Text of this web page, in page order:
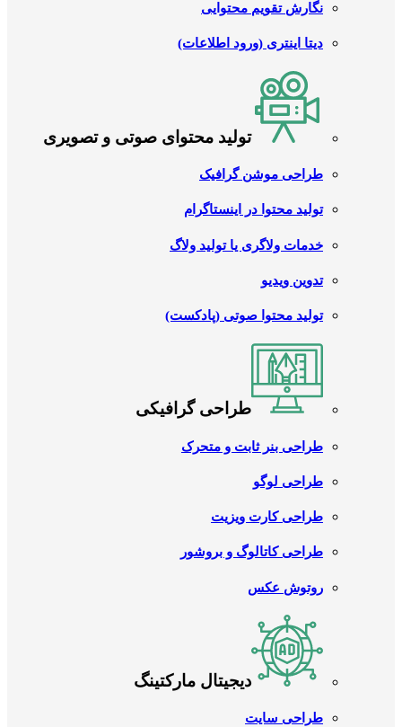
نگارش تقویم محتوایی
دیتا اینتری (ورود اطلاعات)
تولید محتوای صوتی و تصویری
طراحی موشن گرافیک
تولید محتوا در اینستاگرام
خدمات ولاگری یا تولید ولاگ
تدوین ویدیو
تولید محتوا صوتی (پادکست)
طراحی گرافیکی
طراحی بنر ثابت و متحرک
طراحی لوگو
طراحی کارت ویزیت
طراحی کاتالوگ و بروشور
روتوش عکس
دیجیتال مارکتینگ
طراحی سایت